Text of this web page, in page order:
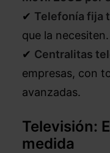
✔ Telefonía fija
que la necesiten.
✔ Centralitas
empresas, con
avanzadas.
Televisión:
medida